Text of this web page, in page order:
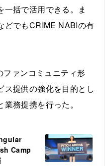
括で活用できる。ま
どでもCRIME NABIの有
ァンコミュニティ形
ス提供の強化を目的とし
務提携を行った。
Camp